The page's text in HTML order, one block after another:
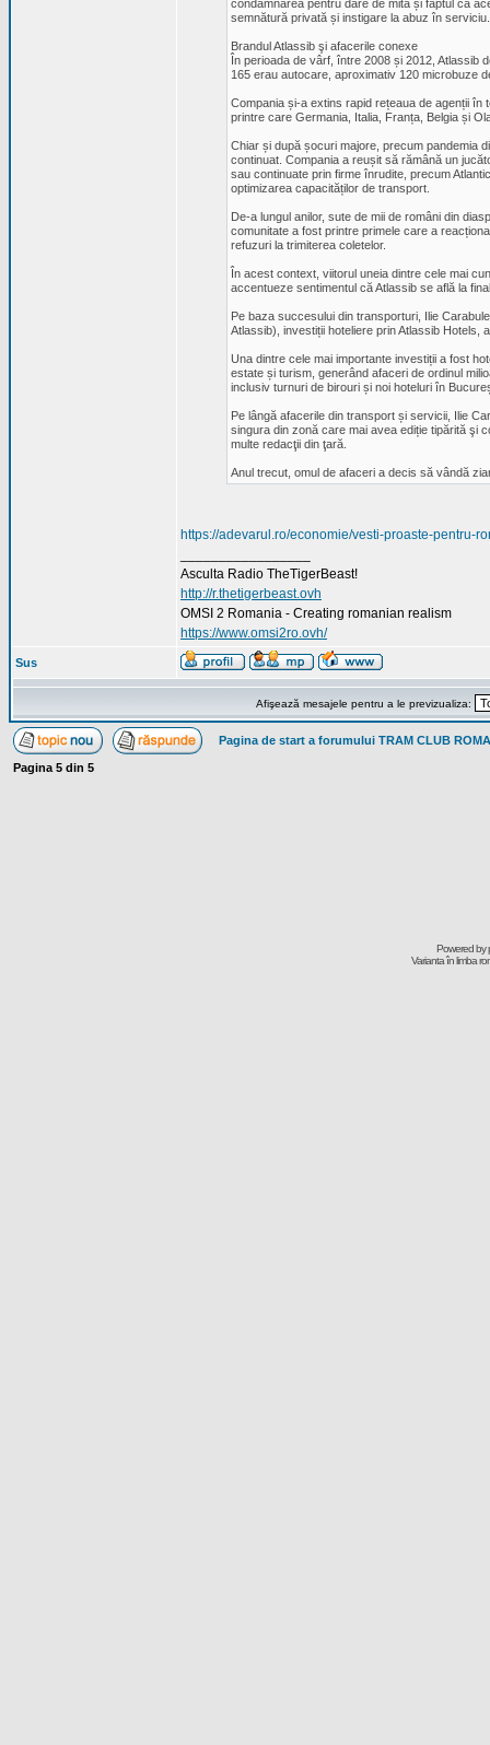
condamnarea pentru dare de mită și faptul că
semnătură privată și instigare la abuz în serviciu.
Brandul Atlassib şi afacerile conexe
În perioada de vârf, între 2008 și 2012, Atlassib
165 erau autocare, aproximativ 120 microbuze
Compania și-a extins rapid rețeaua de agenții
printre care Germania, Italia, Franța, Belgia și
Chiar și după șocuri majore, precum pandemia
continuat. Compania a reușit să rămână un
sau continuate prin firme înrudite, precum
optimizarea capacităților de transport.
De-a lungul anilor, sute de mii de români din
comunitate a fost printre primele care a
refuzuri la trimiterea coletelor.
În acest context, viitorul uneia dintre cele mai
accentueze sentimentul că Atlassib se află la
Pe baza succesului din transporturi, Ilie
Atlassib), investiții hoteliere prin Atlassib Hotels,
Una dintre cele mai importante investiții a fost
estate și turism, generând afaceri de ordinul
inclusiv turnuri de birouri și noi hoteluri în
Pe lângă afacerile din transport și servicii, Ilie
singura din zonă care mai avea ediție tipărită şi
multe redacţii din ţară.
Anul trecut, omul de afaceri a decis să vândă
https://adevarul.ro/economie/vesti-proaste-pentru-
Asculta Radio TheTigerBeast!
http://r.thetigerbeast.ovh
OMSI 2 Romania - Creating romanian realism
https://www.omsi2ro.ovh/
Sus
Afişează mesajele pentru a le previzualiza:
Pagina de start a forumului TRAM CLUB
Pagina 5 din 5
Powered by
Varianta în limba